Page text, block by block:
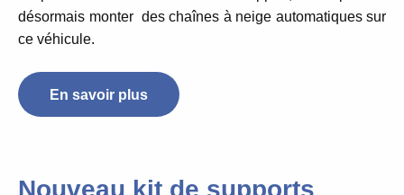
désormais monter des chaînes à neige automatiques sur
ce véhicule.
En savoir plus
Nouveau kit de supports